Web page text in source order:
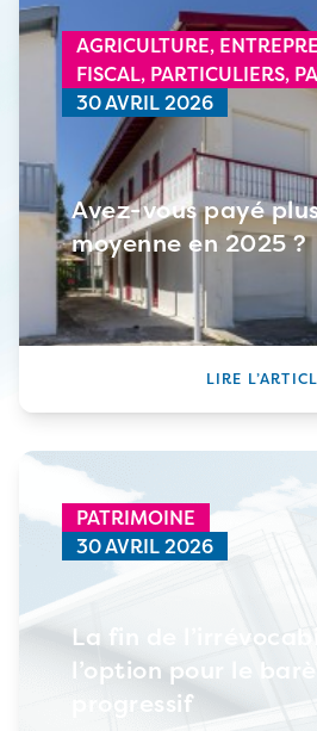
AGRICULTURE,
FISCAL, PARTICULIERS,
30 AVRIL 2026
Avez-vous payé
moyenne en 2025 ?
LIRE
PATRIMOINE
30 AVRIL 2026
La fin de
l’option pour le
progressif